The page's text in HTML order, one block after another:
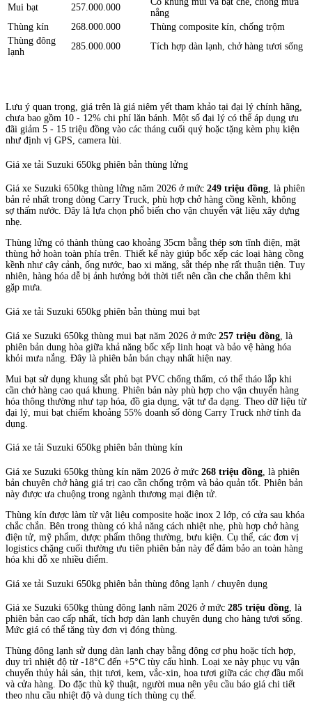
Mui bạt 257.000.000
nắng
Thùng kín
268.000.000
Thùng composite kín, chống trộm
Thùng đông
lạnh
285.000.000 Tích hợp dàn lạnh, chở hàng tươi sống
Lưu ý quan trọng, giá trên là giá niêm yết tham khảo tại đại lý chính hãng,
chưa bao gồm 10 - 12% chi phí lăn bánh. Một số đại lý có thể áp dụng ưu
đãi giảm 5 - 15 triệu đồng vào các tháng cuối quý hoặc tặng kèm phụ kiện
như định vị GPS, camera lùi.
Giá xe tải Suzuki 650kg phiên bản thùng lửng
Giá xe Suzuki 650kg thùng lửng năm 2026 ở mức 249 triệu đồng, là phiên
bản rẻ nhất trong dòng Carry Truck, phù hợp chở hàng cồng kềnh, không
sợ thấm nước. Đây là lựa chọn phổ biến cho vận chuyển vật liệu xây dựng
nhẹ.
Thùng lửng có thành thùng cao khoảng 35cm bằng thép sơn tĩnh điện, mặt
thùng hở hoàn toàn phía trên. Thiết kế này giúp bốc xếp các loại hàng cồng
kềnh như cây cảnh, ống nước, bao xi măng, sắt thép nhẹ rất thuận tiện. Tuy
nhiên, hàng hóa dễ bị ảnh hưởng bởi thời tiết nên cần che chắn thêm khi
gặp mưa.
Giá xe tải Suzuki 650kg phiên bản thùng mui bạt
Giá xe Suzuki 650kg thùng mui bạt năm 2026 ở mức 257 triệu đồng , là
phiên bản dung hòa giữa khả năng bốc xếp linh hoạt và bảo vệ hàng hóa
khỏi mưa nắng. Đây là phiên bản bán chạy nhất hiện nay.
Mui bạt sử dụng khung sắt phủ bạt PVC chống thấm, có thể tháo lắp khi
cần chở hàng cao quá khung. Phiên bản này phù hợp cho vận chuyển hàng
hóa thông thường như tạp hóa, đồ gia dụng, vật tư đa dạng. Theo dữ liệu từ
đại lý, mui bạt chiếm khoảng 55% doanh số dòng Carry Truck nhờ tính đa
dụng.
Giá xe tải Suzuki 650kg phiên bản thùng kín
Giá xe Suzuki 650kg thùng kín năm 2026 ở mức 268 triệu đồng , là phiên
bản chuyên chở hàng giá trị cao cần chống trộm và bảo quản tốt. Phiên bản
này được ưa chuộng trong ngành thương mại điện tử.
Thùng kín được làm từ vật liệu composite hoặc inox 2 lớp, có cửa sau khóa
chắc chắn. Bên trong thùng có khả năng cách nhiệt nhẹ, phù hợp chở hàng
điện tử, mỹ phẩm, dược phẩm thông thường, bưu kiện. Cụ thể, các đơn vị
logistics chặng cuối thường ưu tiên phiên bản này để đảm bảo an toàn hàng
hóa khi đỗ xe nhiều điểm.
Giá xe tải Suzuki 650kg phiên bản thùng đông lạnh / chuyên dụng
Giá xe Suzuki 650kg thùng đông lạnh năm 2026 ở mức 285 triệu đồng, là
phiên bản cao cấp nhất, tích hợp dàn lạnh chuyên dụng cho hàng tươi sống.
Mức giá có thể tăng tùy đơn vị đóng thùng.
Thùng đông lạnh sử dụng dàn lạnh chạy bằng động cơ phụ hoặc tích hợp,
duy trì nhiệt độ từ -18°C đến +5°C tùy cấu hình. Loại xe này phục vụ vận
chuyển thủy hải sản, thịt tươi, kem, vắc-xin, hoa tươi giữa các chợ đầu mối
và cửa hàng. Do đặc thù kỹ thuật, người mua nên yêu cầu báo giá chi tiết
theo nhu cầu nhiệt độ và dung tích thùng cụ thể.